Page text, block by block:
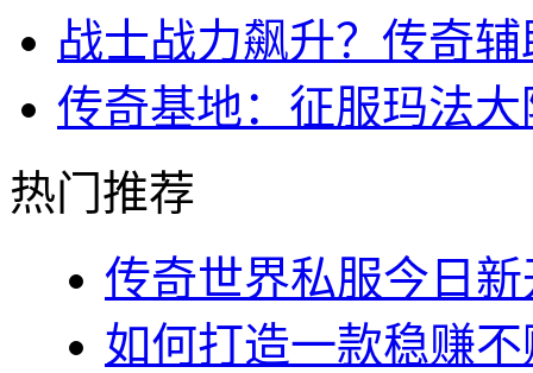
战士战力飙升？传奇
传奇基地：征服玛法
热门推荐
传奇世界私服今日
如何打造一款稳赚